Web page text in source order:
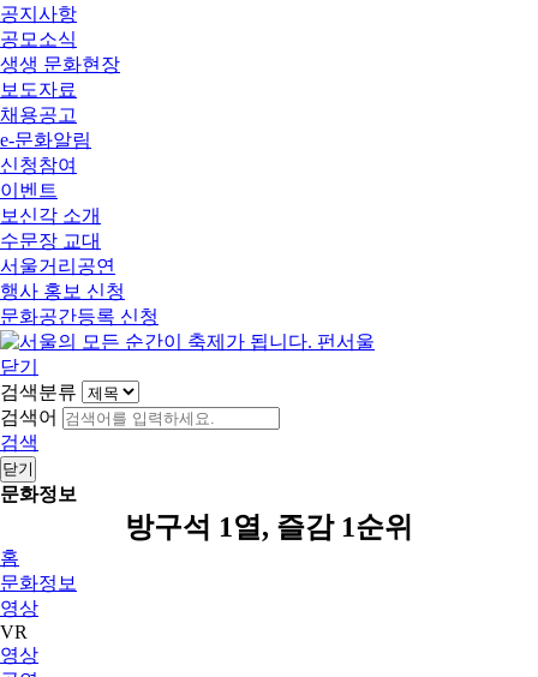
공지사항
공모소식
생생 문화현장
보도자료
채용공고
e-문화알림
신청참여
이벤트
보신각 소개
수문장 교대
서울거리공연
행사 홍보 신청
문화공간등록 신청
닫기
검색분류
검색어
검색
닫기
문화정보
방구석 1열, 즐감 1순위
홈
문화정보
영상
VR
영상